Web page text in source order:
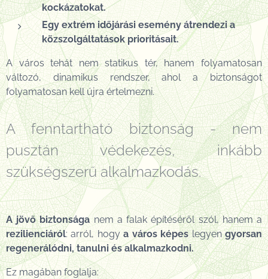
kockázatokat.
Egy extrém időjárási esemény átrendezi a
közszolgáltatások prioritásait.
A város tehát nem statikus tér, hanem folyamatosan
változó, dinamikus rendszer, ahol a biztonságot
folyamatosan kell újra értelmezni.
A fenntartható biztonság - nem
pusztán védekezés, inkább
szükségszerű alkalmazkodás.
A jövő biztonsága nem a falak építéséről szól, hanem a
rezilienciáról: arról, hogya város képeslegyengyorsan
regenerálódni, tanulni és alkalmazkodni.
Ez magában foglalja: